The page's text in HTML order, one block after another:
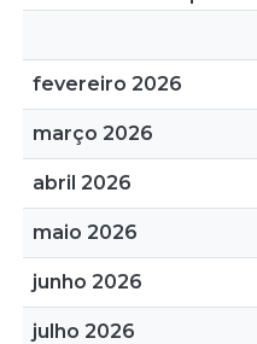
fevereiro 2026
março 2026
abril 2026
maio 2026
junho 2026
julho 2026